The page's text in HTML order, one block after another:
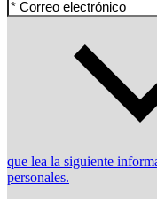
que lea la siguiente
personales.